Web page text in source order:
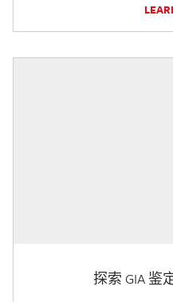
探索 GIA 鉴